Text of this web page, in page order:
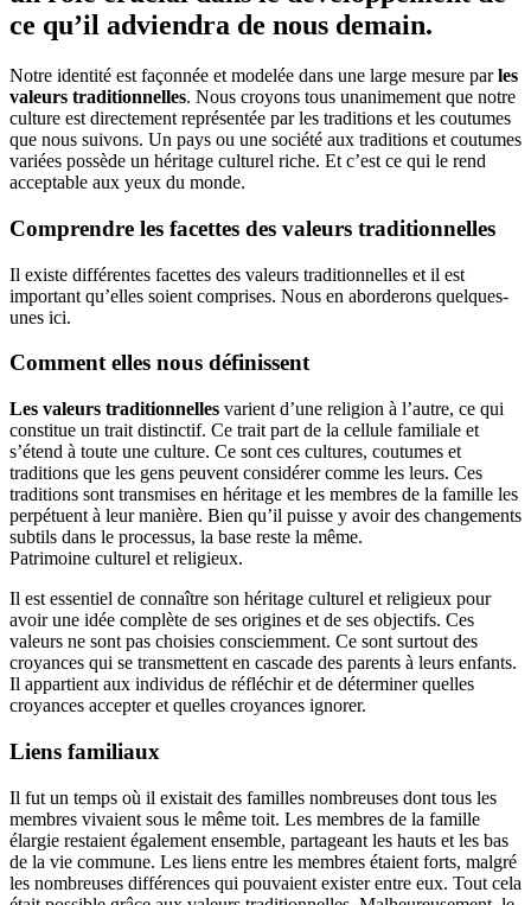
ce qu’il adviendra de nous demain.
Notre identité est façonnée et modelée dans une large mesure parles
valeurs traditionnelles. Nous croyons tous unanimement que notre
culture est directement représentée par les traditions et les coutumes
que nous suivons. Un pays ou une société aux traditions et coutumes
variées possède un héritage culturel riche. Et c’est ce qui le rend
acceptable aux yeux du monde.
Comprendre les facettes des valeurs traditionnelles
Il existe différentes facettes des valeurs traditionnelles et il est
important qu’elles soient comprises. Nous en aborderons quelques-
unes ici.
Comment elles nous définissent
Les valeurs traditionnelles varient d’une religion à l’autre, ce qui
constitue un trait distinctif. Ce trait part de la cellule familiale et
s’étend à toute une culture. Ce sont ces cultures, coutumes et
traditions que les gens peuvent considérer comme les leurs. Ces
traditions sont transmises en héritage et les membres de la famille les
perpétuent à leur manière. Bien qu’il puisse y avoir des changements
subtils dans le processus, la base reste la même.
Patrimoine culturel et religieux.
Il est essentiel de connaître son héritage culturel et religieux pour
avoir une idée complète de ses origines et de ses objectifs. Ces
valeurs ne sont pas choisies consciemment. Ce sont surtout des
croyances qui se transmettent en cascade des parents à leurs enfants.
Il appartient aux individus de réfléchir et de déterminer quelles
croyances accepter et quelles croyances ignorer.
Liens familiaux
Il fut un temps où il existait des familles nombreuses dont tous les
membres vivaient sous le même toit. Les membres de la famille
élargie restaient également ensemble, partageant les hauts et les bas
de la vie commune. Les liens entre les membres étaient forts, malgré
les nombreuses différences qui pouvaient exister entre eux. Tout cela